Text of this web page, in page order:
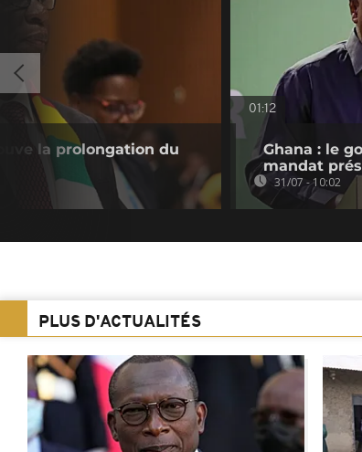
la prolongation du
01:12
Ghana : le
mandat
31/07 - 10:02
PLUS D'ACTUALITÉS